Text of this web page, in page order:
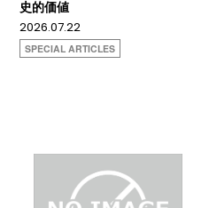
史的価値
2026.07.22
SPECIAL ARTICLES